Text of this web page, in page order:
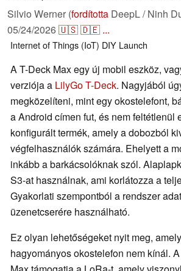
Silvio Werner (fordította DeepL / Ninh
05/24/2026🇺🇸🇩🇪 ...
Internet of Things (IoT) DIY Launch
A T-Deck Max egy új mobil eszköz,
verziója a LilyGo T-Deck. Nagyjából
megközelíteni, mint egy okostelefont,
a Android címen fut, és nem feltétlenül
konfigurált termék, amely a dobozból
végfelhasználók számára. Ehelyett a
inkább a barkácsolóknak szól.
S3-at használnak, ami korlátozza a
Gyakorlati szempontból a rendszer
üzenetcserére használható.
Ez olyan lehetőségeket nyit meg,
hagyományos okostelefon nem kínál.